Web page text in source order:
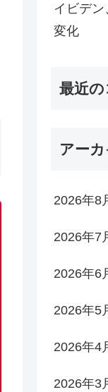
イビデ
変化
最近の
アー
2026年8
2026年7
2026年6
2026年5
2026年4
2026年3